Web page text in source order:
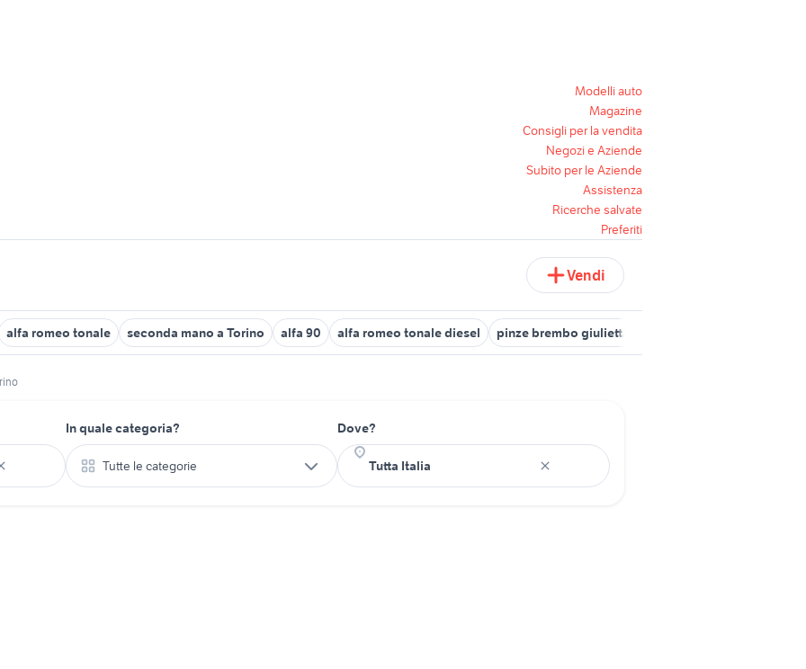
Modelli auto
Magazine
Consigli per la vendita
Negozi e Aziende
Subito per le Aziende
Assistenza
Ricerche salvate
Preferiti
Vendi
alfa romeo tonale seconda mano a Torino alfa 90 alfa romeo tonale diesel pinze brembo giulietta
In quale categoria?
Tutte le categorie
Dove?